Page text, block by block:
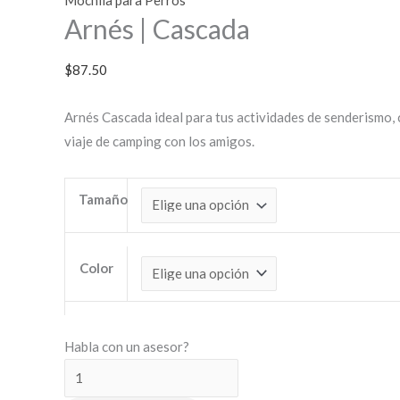
Arnés | Cascada
$87.50
Arnés Cascada ideal para tus actividades de
viaje de camping con los amigos.
Tamaño
Color
Habla con un asesor?